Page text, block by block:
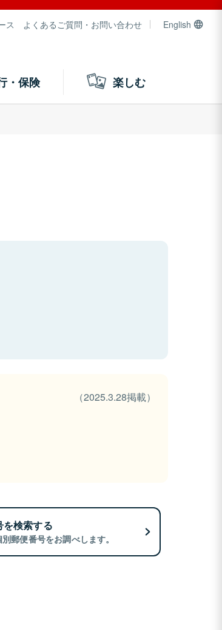
ス よくあるご質問・お問い合わせ English
・保険 楽しむ
（2025.3.28掲載）
検索する
郵便番号をお調べします。